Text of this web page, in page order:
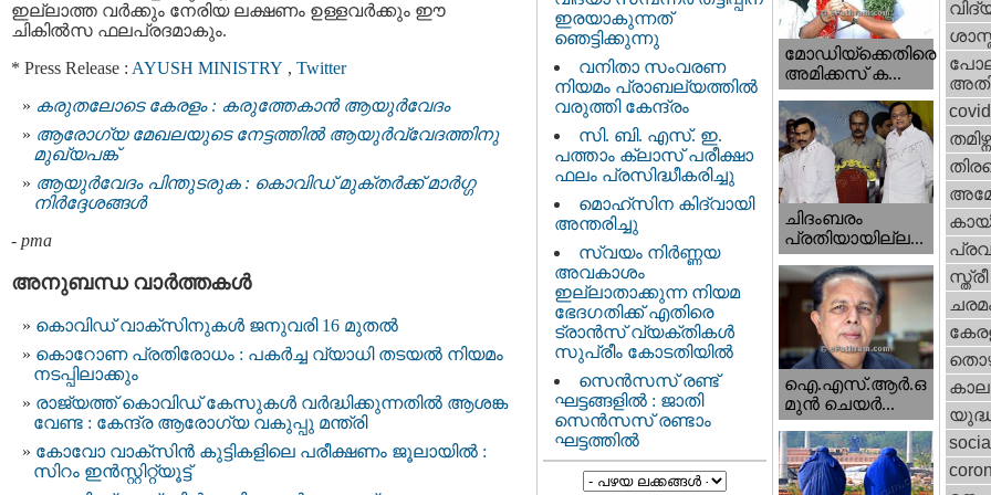
ഇല്ലാത്ത വര്‍ക്കും നേരിയ ലക്ഷണം ഉള്ളവര്‍ക്കും ഈ
ചികില്‍സ ഫലപ്രദമാകും.
* Press Release : AYUSH MINISTRY , Twitter
കരുതലോടെ കേരളം : കരുത്തേകാൻ ആയുർവേദം
ആരോഗ്യ മേഖലയുടെ നേട്ടത്തില്‍ ആയുര്‍വ്വേദത്തിനു
മുഖ്യപങ്ക്‌
ആയുര്‍വേദം പിന്തുടരുക : കൊവിഡ് മുക്തര്‍ക്ക് മാർഗ്ഗ
നിർദ്ദേശങ്ങള്‍
- pma
അനുബന്ധ വാര്‍ത്തകള്‍
കൊവിഡ് വാക്സിനുകള്‍ ജനുവരി 16 മുതല്‍
കൊറോണ പ്രതിരോധം : പകര്‍ച്ച വ്യാധി തടയല്‍ നിയമം
നടപ്പിലാക്കും
രാജ്യത്ത് കൊവിഡ് കേസുകള്‍ വർദ്ധിക്കുന്നതിൽ ആശങ്ക
വേണ്ട : കേന്ദ്ര ആരോഗ്യ വകുപ്പു മന്ത്രി
കോവോ വാക്സിന്‍ കുട്ടികളിലെ പരീക്ഷണം ജൂലായില്‍ :
സിറം ഇന്‍സ്റ്റിറ്റ്യൂട്ട്
ഇരയാകുന്നത്‌
ഞെട്ടിക്കുന്നു
വനിതാ സംവരണ
നിയമം പ്രാബല്യത്തിൽ
വരുത്തി കേന്ദ്രം
സി. ബി. എസ്. ഇ.
പത്താം ക്ലാസ് പരീക്ഷാ
ഫലം പ്രസിദ്ധീകരിച്ചു
മൊഹ്‌സിന കിദ്വായി
അന്തരിച്ചു
സ്വയം നിർണ്ണയ
അവകാശം
ഇല്ലാതാക്കുന്ന നിയമ
ഭേദഗതിക്ക് എതിരെ
ട്രാൻസ് വ്യക്തികൾ
സുപ്രീം കോടതിയിൽ
സെന്‍സസ് രണ്ട്
ഘട്ടങ്ങളിൽ : ജാതി
സെന്‍സസ് രണ്ടാം
ഘട്ടത്തിൽ
മോഡിയ്ക്കെതിരെ
അമിക്കസ് ക...
ചിദംബരം
പ്രതിയായില്ല...
ഐ.എസ്.ആര്‍.ഒ
മുന്‍ ചെയര്‍...